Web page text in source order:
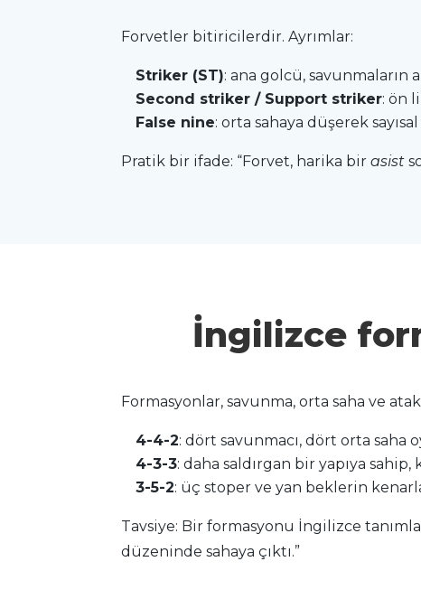
Forvetler bitiricilerdir. Ayrımlar:
Striker (ST): ana golcü, savunmaların
Second striker / Support striker: ön
False nine: orta sahaya düşerek
Pratik bir ifade: “Forvet, harika birasist
İngilizce
Formasyonlar, savunma, orta saha ve
4-4-2: dört savunmacı, dört orta saha
4-3-3: daha saldırgan bir yapıya
3-5-2: üç stoper ve yan beklerin
Tavsiye: Bir formasyonu İngilizce
düzeninde sahaya çıktı.”